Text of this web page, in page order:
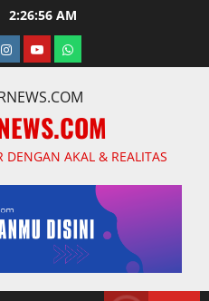
2:26:57 AM
instagram.com
youtubewhatsapp
AKAL & REALITAS